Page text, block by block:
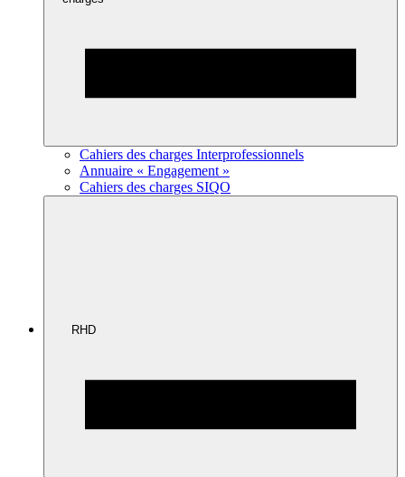
Cahiers des charges Interprofessionnels
Annuaire « Engagement »
Cahiers des charges SIQO
RHD